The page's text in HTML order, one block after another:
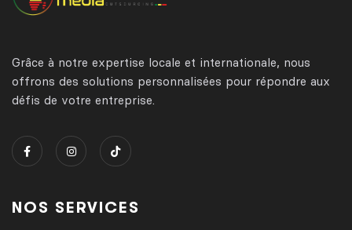
Grâce à notre expertise locale et internationale, nous
offrons des solutions personnalisées pour répondre aux
défis de votre entreprise.
NOS SERVICES